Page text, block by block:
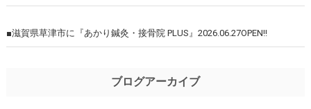
■滋賀県草津市に『あかり鍼灸・接骨院 PLUS』2026.06.27OPEN!!
ブログアーカイブ